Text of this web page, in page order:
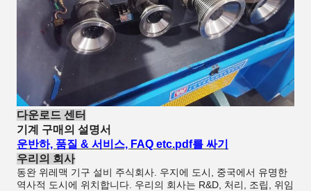
다운로드 센터
기계 구매의 설명서
운반하, 품질 & 서비스, FAQ etc.pdf를 싸기
우리의 회사
동완 위레맥 기구 설비 주식회사. 우지에 도시, 중국에서 유명한
역사적 도시에 위치합니다. 우리의 회사는 R&D, 처리, 조립, 위임